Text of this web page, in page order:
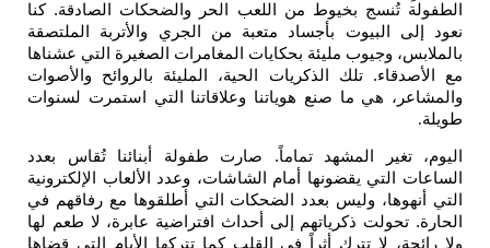
تُنسج بخيوط من اللعب الحر والضحكات الصادقة. كنا
البيوت بأجساد متعبة من الجري والأتربة الملتصقة
وجيوب مليئة بحكايات المغامرات الصغيرة التي عشناها
تلك الذكريات الحية، المليئة بالروائح والأصوات
هي ما صنع هوياتنا وعلاقاتنا التي استمرت لسنوات
تغير المشهد تماماً. صارت طفولة أبنائنا تُقاس بعدد
التي يقضونها أمام الشاشات، وعدد الألعاب الإلكترونية
وليس بعدد الضحكات التي أطلقوها مع رفاقهم في
تحولت ذكرياتهم إلى أحداث افتراضية عابرة، لا طعم لها
لا تترك أثراً في القلب كما تتركها الأيام التي قضاها